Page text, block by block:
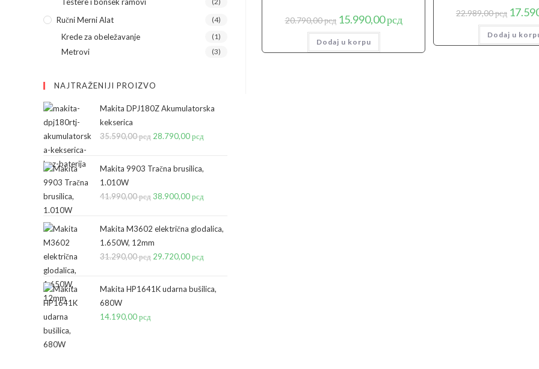
20.790,00рсд Originalna
cena
je
bila:
20.790,00 рсд.
15.990,00рсдTrenutna
cena
15.990,00 рсд.
Dodaj u korpu
22.989,00рсд
cena
je
bila:
Dodaj u
Ručni Merni Alat (4)
Krede za obeležavanje (1)
Metrovi (3)
NAJTRAŽENIJI PROIZVO
Makita DPJ180Z Akumulatorska
kekserica
35.590,00рсд Originalna
je
35.590,00 рсд.
28.790,00рсд
Makita 9903 Tračna brusilica,
1.010W
41.990,00рсд Originalna
je
bila:
41.990,00 рсд.
38.900,00рсд
je:
Makita M3602 električna glodalica,
1.650W, 12mm
31.290,00рсд Originalna
je
29.720,00рсд
je:
Makita HP1641K udarna bušilica,
680W
14.190,00рсд